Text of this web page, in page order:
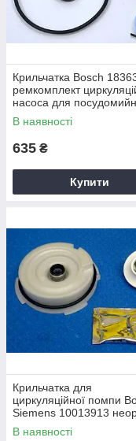
Крильчатка Bosch
ремкомплект
насоса для
машини BS-084
В наявності
635 ₴
Купити
Крильчатка для
циркуляційної помпи
Siemens 10013913
ремкомплект BS-022
В наявності